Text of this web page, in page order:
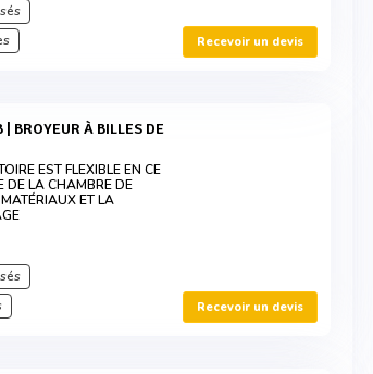
Recevoir un devis
EST FLEXIBLE EN CE
DE LA CHAMBRE DE
ET LA
Recevoir un devis